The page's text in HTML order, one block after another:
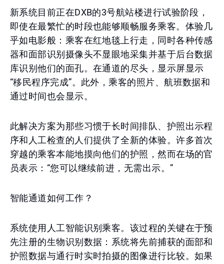
新系统目前正在DXB的3号航站楼进行试验阶段，
即使在最繁忙的时段也能够顺畅服务乘客。体验几
乎如电影般：乘客在红地毯上行走，同时各种传感
器和面部识别摄像头不显眼地采集并基于后台数据
库识别他们的面孔。在通道的尽头，显示屏显示
“移民程序完成”。此外，乘客的照片、航班数据和
通过时间也会显示。
此解决方案为那些习惯于长时间排队、护照出示程
序和人工检查的人们提供了全新的体验。许多首次
穿越的乘客本能地摸向他们的护照，然而在场的官
员表示：“您可以继续前进，无需出示。”
智能通道如何工作？
系统使用人工智能识别乘客。该过程的关键在于预
先注册的生物识别数据：系统将先前捕获的面部和
护照数据与通行时实时拍摄的图像进行比较。如果